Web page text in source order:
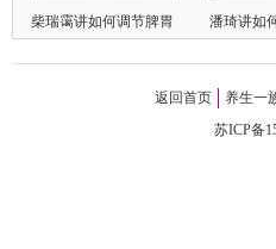
柴瑞霭讲如何调节脾胃 潘琦讲如
返回首页 养生一
苏ICP备